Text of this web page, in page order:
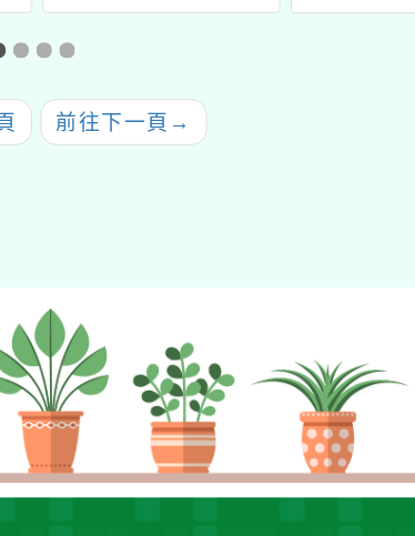
年度國民中小學閩東語
文教學支援老師培訓認
前往下一頁 →